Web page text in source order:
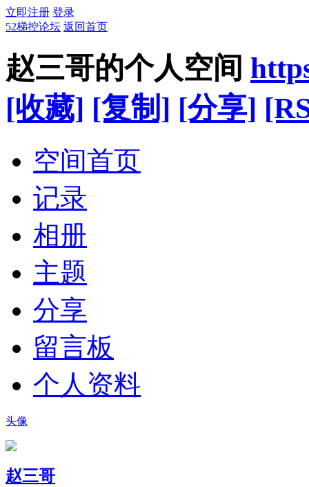
立即注册 登录
52梯控论坛 返回首页
赵三哥的个人空间
[收藏] [复制] [分享]
空间首页
记录
相册
主题
分享
留言板
个人资料
头像
赵三哥